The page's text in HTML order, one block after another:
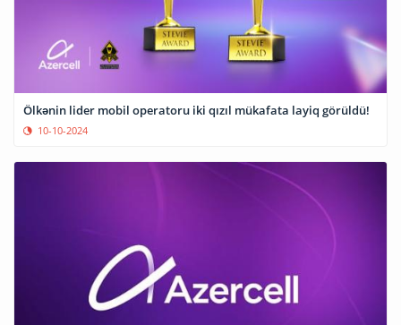
Ölkənin lider mobil operatoru iki qızıl mükafata layiq görüldü!
10-10-2024